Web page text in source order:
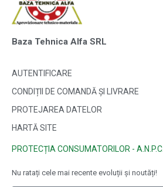
Baza Tehnica Alfa SRL
AUTENTIFICARE
CONDIȚII DE COMANDĂ ȘI LIVRARE
PROTEJAREA DATELOR
HARTĂ SITE
PROTECȚIA CONSUMATORILOR - A.N.P.C.
Nu ratați cele mai recente evoluții și noutăți!